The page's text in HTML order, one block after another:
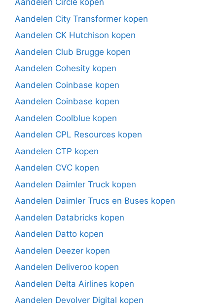
Aandelen Circle kopen
Aandelen City Transformer kopen
Aandelen CK Hutchison kopen
Aandelen Club Brugge kopen
Aandelen Cohesity kopen
Aandelen Coinbase kopen
Aandelen Coinbase kopen
Aandelen Coolblue kopen
Aandelen CPL Resources kopen
Aandelen CTP kopen
Aandelen CVC kopen
Aandelen Daimler Truck kopen
Aandelen Daimler Trucs en Buses kopen
Aandelen Databricks kopen
Aandelen Datto kopen
Aandelen Deezer kopen
Aandelen Deliveroo kopen
Aandelen Delta Airlines kopen
Aandelen Devolver Digital kopen